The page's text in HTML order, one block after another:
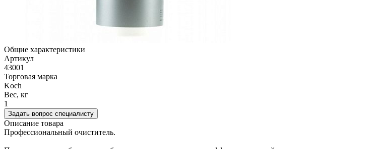
Общие характеристики
Артикул
43001
Торговая марка
Koch
Вес, кг
1
Задать вопрос специалисту
Описание товара
Профессиональный очиститель.